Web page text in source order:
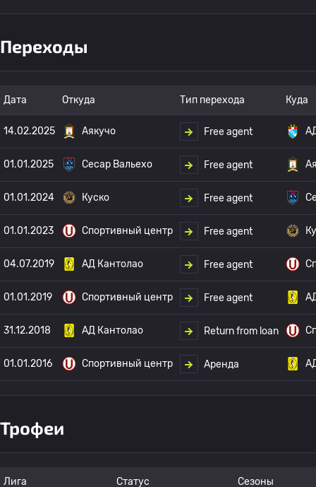
Переходы
Дата Откуда Тип перехода Куда
14.02.2025 Аякучо Free agent
01.01.2025 Сесар Вальехо Free agent
01.01.2024 Куско Free agent
01.01.2023 Спортивный центр Free agent
04.07.2019 АД Кантолао Free agent
01.01.2019 Спортивный центр Free agent
31.12.2018 АД Кантолао Return from loan
01.01.2016 Спортивный центр Аренда
Трофеи
Лига Статус Сезоны